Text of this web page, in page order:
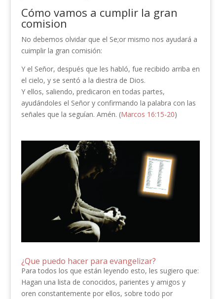
Cómo vamos a cumplir la gran
comision
No debemos olvidar que el Se;or mismo nos ayudará a
cuimplir la gran comisión:
Y el Señor, después que les habló, fue recibido arriba en
el cielo, y se sentó a la diestra de Dios.
Y ellos, saliendo, predicaron en todas partes,
ayudándoles el Señor y confirmando la palabra con las
señales que la seguían. Amén. (Marcos 16:15-20)
¿Que puedo hacer para evangelizar?
Para todos los que están leyendo esto, les sugiero que:
Hagan una lista de conocidos, parientes y amigos y
oren constantemente por ellos, sobre todo por